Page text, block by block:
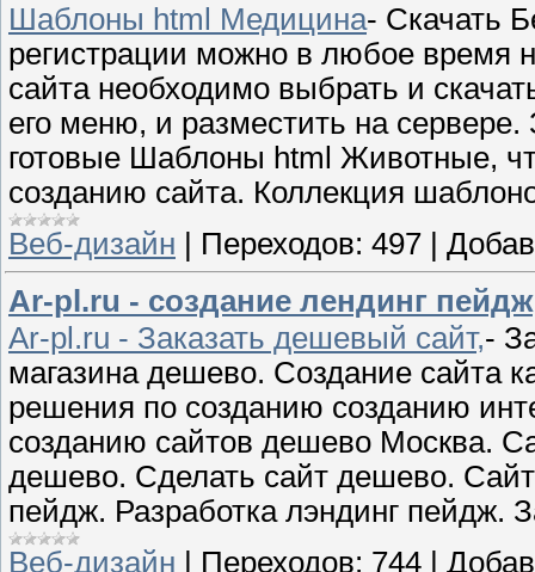
Шаблоны html Медицина- Скачать
регистрации можно в любое время
сайта необходимо выбрать и
его меню, и разместить на
готовые Шаблоны html Животные,
созданию сайта. Коллекция
Веб-дизайн
Переходов: 497
Ar-pl.ru - создание лендинг пейдж
Ar-pl.ru - Заказать дешевый сайт,-
магазина дешево. Создание сайта
решения по созданию созданию
созданию сайтов дешево Москва.
дешево. Сделать сайт дешево.
пейдж. Разработка лэндинг пейдж.
Веб-дизайн | Переходов: 744 |